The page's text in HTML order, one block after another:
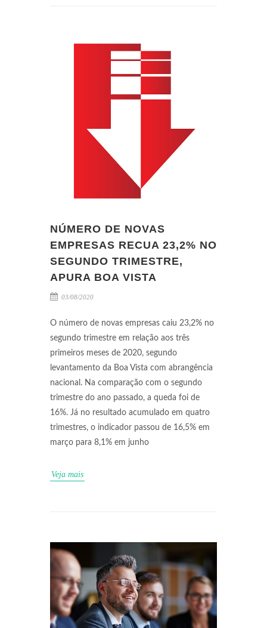
NÚMERO DE NOVAS
EMPRESAS RECUA 23,2% NO
SEGUNDO TRIMESTRE,
APURA BOA VISTA
03/08/2020
O número de novas empresas caiu 23,2% no
segundo trimestre em relação aos três
primeiros meses de 2020, segundo
levantamento da Boa Vista com abrangência
nacional. Na comparação com o segundo
trimestre do ano passado, a queda foi de
16%. Já no resultado acumulado em quatro
trimestres, o indicador passou de 16,5% em
março para 8,1% em junho
Veja mais